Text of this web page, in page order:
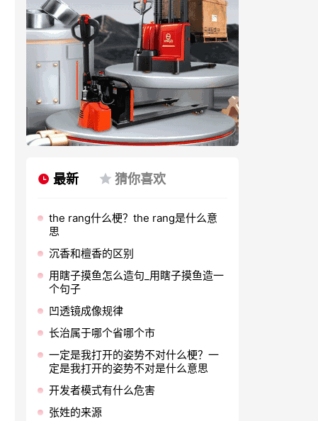
最新 猜你喜欢
the rang什么梗？the rang是什么意
思
沉香和檀香的区别
用瞎子摸鱼怎么造句_用瞎子摸鱼造一
个句子
凹透镜成像规律
长治属于哪个省哪个市
一定是我打开的姿势不对什么梗？一
定是我打开的姿势不对是什么意思
开发者模式有什么危害
张姓的来源